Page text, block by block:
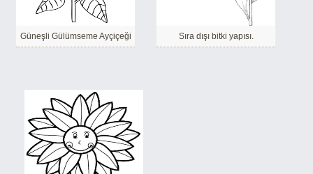
Güneşli Gülümseme Ayçiçeği Sıra dışı bitki yapısı.